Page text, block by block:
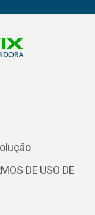
DE USO DE